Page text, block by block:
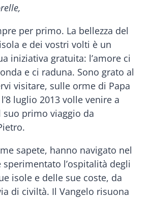
per primo. La bellezza del
e dei vostri volti è un
iniziativa gratuita: l’amore ci
e ci raduna. Sono grato al
visitare, sulle orme di Papa
luglio 2013 volle venire a
suo primo viaggio da
sapete, hanno navigato nel
l’ospitalità degli
isole e delle sue coste, da
di civiltà. Il Vangelo risuona